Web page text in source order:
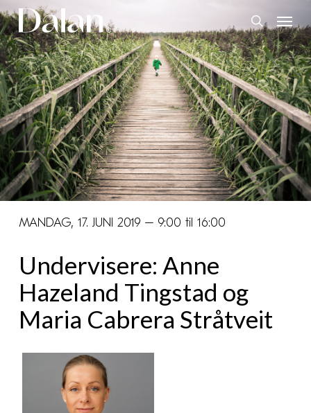
Skip
to
main
content
search
Menu
MANDAG, 17. JUNI 2019 – 9:00 til 16:00
Undervisere: Anne
Hazeland Tingstad og
Maria Cabrera Stråtveit